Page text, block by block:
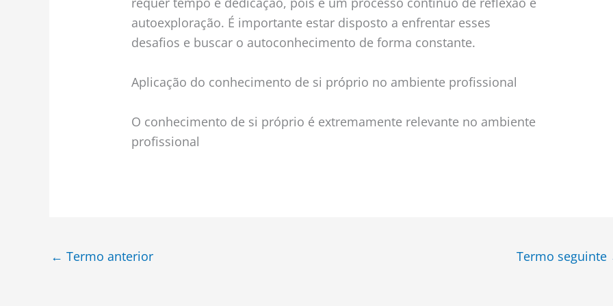
autoexploração. É importante estar disposto a enfrentar esses
desafios e buscar o autoconhecimento de forma constante.
Aplicação do conhecimento de si próprio no ambiente profissional
O conhecimento de si próprio é extremamente relevante no ambiente
profissional
← Termo anterior Termo seguinte